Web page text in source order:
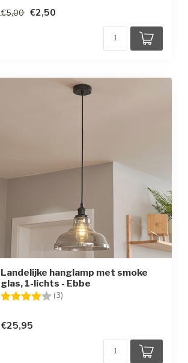
€5,00 €2,50
Landelijke hanglamp met smoke
glas, 1-lichts - Ebbe
Beoordeling: (3)
€25,95